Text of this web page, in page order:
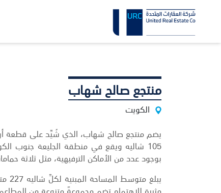
منتجع صالح شهاب
الكويت
بوجود عدد من الأماكن الترفيهية، مثل ثلاثة